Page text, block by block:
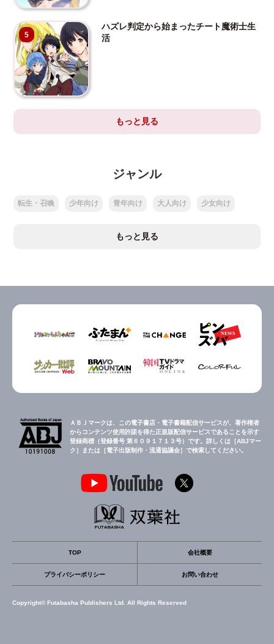
5
ハズレ判定から始まったチート魔術士生
活
もっと見る
ジャンル
転生・召喚 少年向け 青年向け 大人向け 少女向け
もっと見る
ＡＢＪマークは、この電子書店・電子書籍配信サービスが、著作権者
からコンテンツ使用許諾を得た正規版配信サービスであることを示す
登録商標（登録番号 第６０９１７１３号）です。詳しくは［ABJマー
ク］または［電子出版制作・流通協議会］で検索してください。
TOP 会社概要
プライバシーポリシー お問い合わせ
Copyright© Futabasha Publishers Ltd. All Rights Reserved